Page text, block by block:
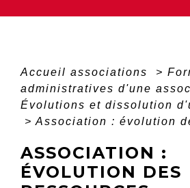
Accueil associations >
administratives d'une
Évolutions et dissolution
> Association : évolution
ASSOCIATION :
ÉVOLUTION DES